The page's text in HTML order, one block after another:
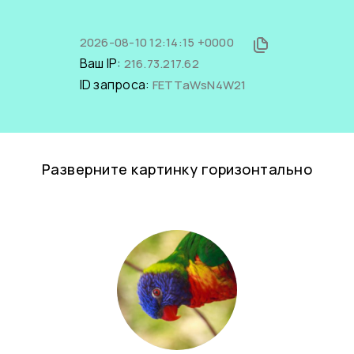
2026-08-10 12:14:15 +0000
Ваш IP: 216.73.217.62
ID запроса: FETTaWsN4W21
Разверните картинку горизонтально